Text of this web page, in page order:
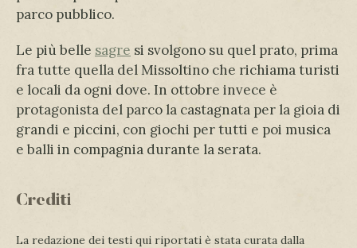
parco pubblico.
Le più belle sagre si svolgono su quel prato, prima
fra tutte quella del Missoltino che richiama turisti
e locali da ogni dove. In ottobre invece è
protagonista del parco la castagnata per la gioia di
grandi e piccini, con giochi per tutti e poi musica
e balli in compagnia durante la serata.
Crediti
La redazione dei testi qui riportati è stata curata dalla